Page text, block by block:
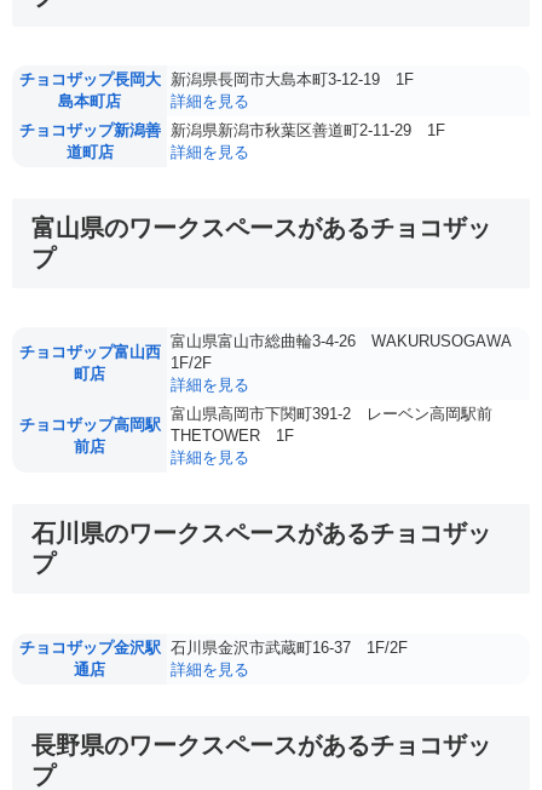
チョコザップ長岡大
島本町店
新潟県長岡市大島本町3-12-19 1F
詳細を見る
チョコザップ新潟善
道町店
新潟県新潟市秋葉区善道町2-11-29 1F
詳細を見る
富山県のワークスペースがあるチョコザッ
プ
チョコザップ富山西
町店
富山県富山市総曲輪3-4-26 WAKURUSOGAWA
1F/2F
詳細を見る
チョコザップ高岡駅
前店
富山県高岡市下関町391-2 レーベン高岡駅前
THETOWER 1F
詳細を見る
石川県のワークスペースがあるチョコザッ
プ
チョコザップ金沢駅
通店
石川県金沢市武蔵町16-37 1F/2F
詳細を見る
長野県のワークスペースがあるチョコザッ
プ